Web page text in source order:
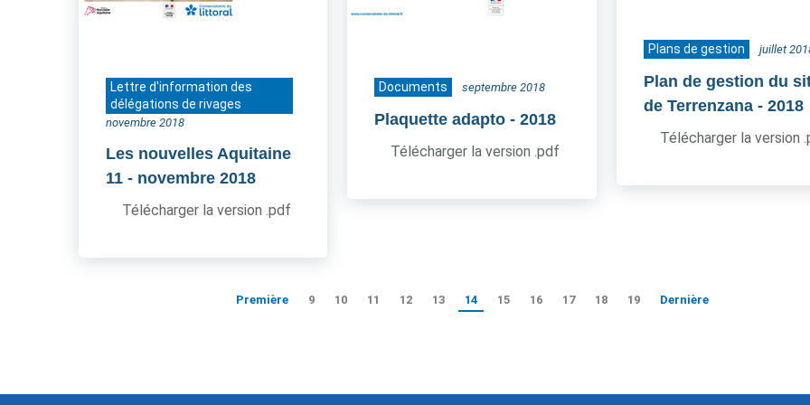
Lettre d'information des
délégations de rivages
novembre 2018
Les nouvelles Aquitaine
11 - novembre 2018
Télécharger la version .pdf
Documents septembre 2018
Plaquette adapto - 2018
Télécharger la version .pdf
Plans de gestion juillet
Plan de gestion du
de Terrenzana - 2018
Télécharger la version
Première 9 10 11 12 13 14 15 16 17 18 19 Dernière